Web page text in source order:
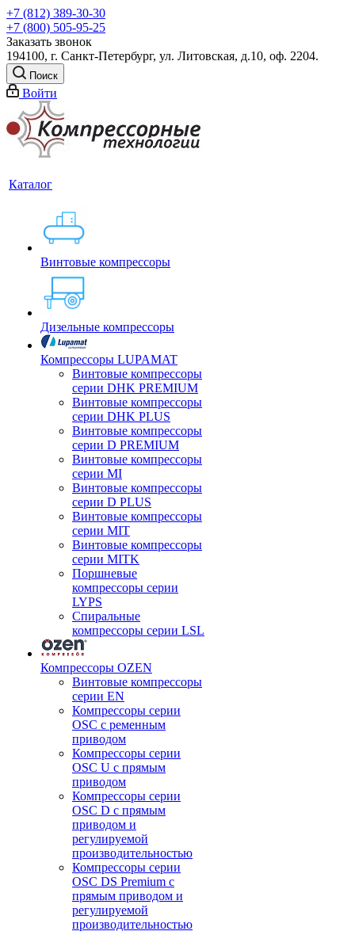
+7 (812) 389-30-30
+7 (800) 505-95-25
Заказать звонок
194100, г. Санкт-Петербург, ул. Литовская, д.10, оф. 2204.
Поиск
Войти
Каталог
Винтовые компрессоры
Дизельные компрессоры
Компрессоры LUPAMAT
Винтовые компрессоры
серии DHK PREMIUM
Винтовые компрессоры
серии DHK PLUS
Винтовые компрессоры
серии D PREMIUM
Винтовые компрессоры
серии MI
Винтовые компрессоры
серии D PLUS
Винтовые компрессоры
серии MIT
Винтовые компрессоры
серии MITK
Поршневые
компрессоры серии
LYPS
Спиральные
компрессоры серии LSL
Компрессоры OZEN
Винтовые компрессоры
серии EN
Компрессоры серии
OSC с ременным
приводом
Компрессоры серии
OSC U с прямым
приводом
Компрессоры серии
OSC D с прямым
приводом и
регулируемой
производительностью
Компрессоры серии
OSC DS Premium с
прямым приводом и
регулируемой
производительностью